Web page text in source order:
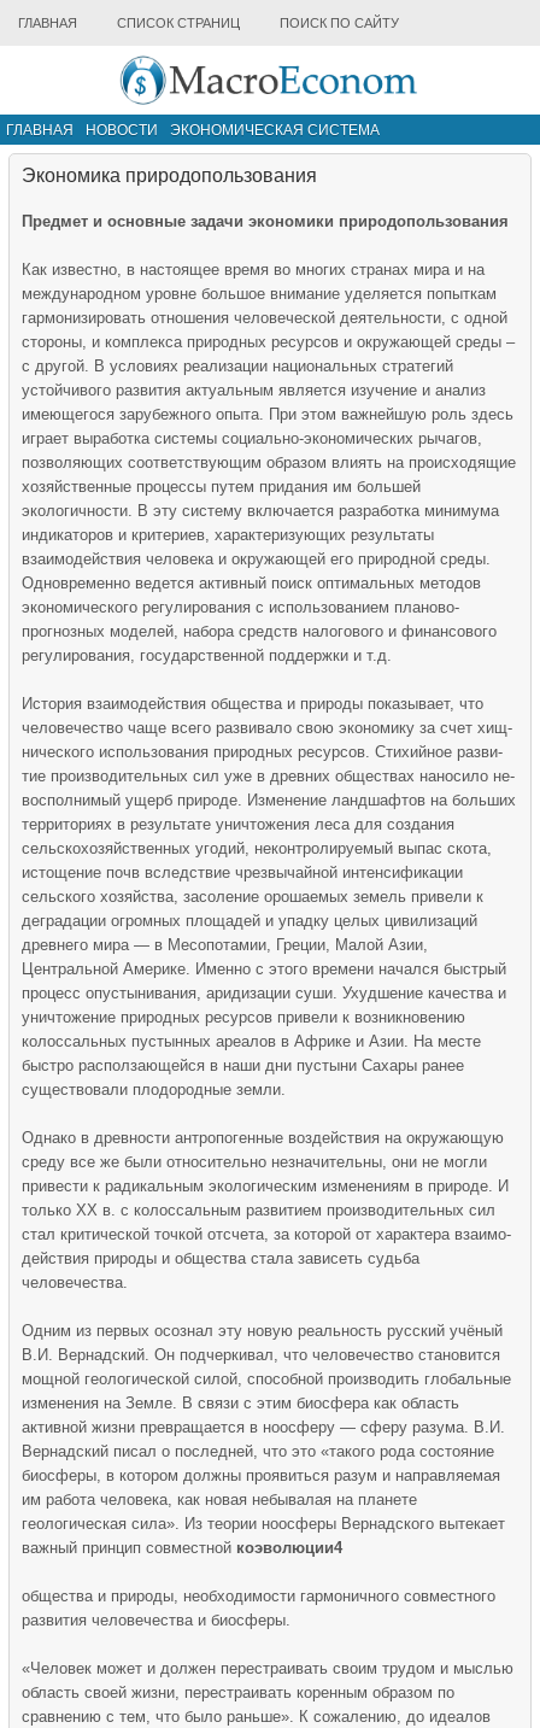
ГЛАВНАЯ СПИСОК СТРАНИЦ ПОИСК ПО САЙТУ
ГЛАВНАЯ НОВОСТИ
ЭКОНОМИЧЕСКАЯ СИСТЕМА
ИНФРАСТРУКТУРА РЫНКА
Экономика природопользования
Предмет и основные задачи экономики природопользования
Как известно, в настоящее время во многих странах мира и на
международном уровне большое внимание уделяется попыткам
гармонизировать отношения человеческой деятельности, с одной
стороны, и комплекса природных ресурсов и окружающей среды –
с другой. В условиях реализации национальных стратегий
устойчивого развития актуальным является изучение и анализ
имеющегося зарубежного опыта. При этом важнейшую роль здесь
играет выработка системы социально-экономических рычагов,
позволяющих соответствующим образом влиять на происходящие
хозяйственные процессы путем придания им большей
экологичности. В эту систему включается разработка минимума
индикаторов и критериев, характеризующих результаты
взаимодействия человека и окружающей его природной среды.
Одновременно ведется активный поиск оптимальных методов
экономического регулирования с использованием планово-
прогнозных моделей, набора средств налогового и финансового
регулирования, государственной поддержки и т.д.
История взаимодействия общества и природы показывает, что
человечество чаще всего развивало свою экономику за счет хищ­
нического использования природных ресурсов. Стихийное разви­
тие производительных сил уже в древних обществах наносило не­
восполнимый ущерб природе. Изменение ландшафтов на больших
территориях в результате уничтожения леса для создания
сельско­хозяйственных угодий, неконтролируемый выпас скота,
истоще­ние почв вследствие чрезвычайной интенсификации
сельского хозяйства, засоление орошаемых земель привели к
деградации огромных площадей и упадку целых цивилизаций
древнего мира — в Месопотамии, Греции, Малой Азии,
Центральной Америке. Именно с этого времени начался быстрый
процесс опустыни­вания, аридизации суши. Ухудшение качества и
уничтожение при­родных ресурсов привели к возникновению
колоссальных пустын­ных ареалов в Африке и Азии. На месте
быстро расползающейся в наши дни пустыни Сахары ранее
существовали плодородные земли.
Однако в древности антропогенные воздействия на окружа­ющую
среду все же были относительно незначительны, они не мог­ли
привести к радикальным экологическим изменениям в природе. И
только XX в. с колоссальным развитием производительных сил
стал критической точкой отсчета, за которой от характера взаимо­
действия природы и общества стала зависеть судьба
человечества.
Одним из первых осознал эту новую реальность русский учёный
В.И. Вернадский. Он подчеркивал, что чело­вечество становится
мощной геологической силой, способной производить глобальные
изменения на Земле. В связи с этим биосфера как область
активной жизни превращается в ноосферу — сферу разума. В.И.
Вернадский писал о последней, что это «такого рода состояние
биосферы, в котором должны проявиться разум и направляемая
им работа человека, как новая небывалая на планете
геологическая сила». Из теории ноосферы Вернадского вытекает
важный принцип совместной коэволюции4
общества и природы, необходимости гармоничного совместного
развития человечества и биосферы.
«Человек может и должен перестраивать своим трудом и мыслью
область своей жизни, перестраивать коренным образом по
сравнению с тем, что было раньше». К сожалению, до идеалов